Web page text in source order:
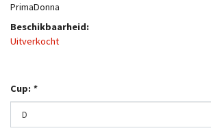
PrimaDonna
Beschikbaarheid:
Uitverkocht
Cup: *